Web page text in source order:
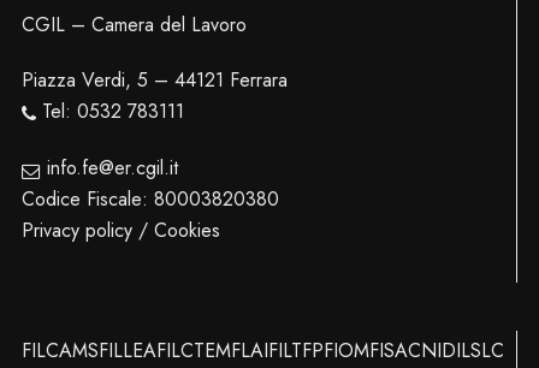
CGIL – Camera del Lavoro
Piazza Verdi, 5 – 44121 Ferrara
Tel: 0532 783111
info.fe@er.cgil.it
Codice Fiscale: 80003820380
Privacy policy / Cookies
FILCAMSFILLEAFILCTEMFLAIFILTFPFIOMFISACNIDILSLC